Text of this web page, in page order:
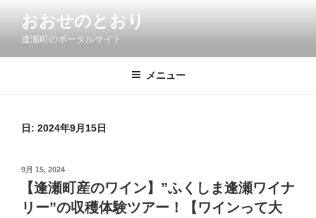
ン
おおせのとおり
逢瀬町のポータルサイト
メニュー
日: 2024年9月15日
投
日:
9月 15, 2024
【逢瀬町産のワイン】”ふくしま逢瀬ワイナ
リー”の収穫体験ツアー！【ワインって大